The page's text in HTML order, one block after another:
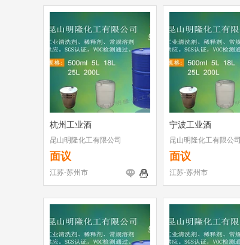
杭州工业酒
昆山明隆化工有限公司
面议
江苏-苏州市
宁波工业酒
昆山明隆化工有限公司
面议
江苏-苏州市